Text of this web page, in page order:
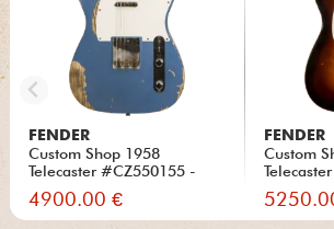
FENDER
Custom Shop 1958
Telecaster #CZ550155 -
Heavy Reli...
4900.00 €
FENDER
Custom
Relic